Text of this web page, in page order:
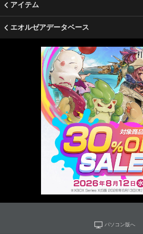
アイテム
エオルゼアデータベース
パソコン版へ